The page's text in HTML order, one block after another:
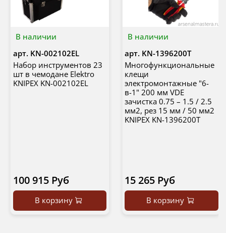
В наличии
арт. KN-002102EL
Набор инструментов 23
шт в чемодане Elektro
KNIPEX KN-002102EL
100 915 Руб
В корзину
В наличии
арт. KN-1396200T
Многофункциональные
клещи
электромонтажные "6-
в-1" 200 мм VDE
зачистка 0.75 – 1.5 / 2.5
мм2, рез 15 мм / 50 мм2
KNIPEX KN-1396200T
15 265 Руб
В корзину